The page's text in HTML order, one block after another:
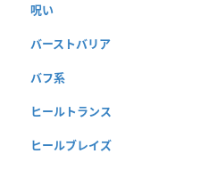
呪い
バーストバリア
バフ系
ヒールトランス
ヒールブレイズ